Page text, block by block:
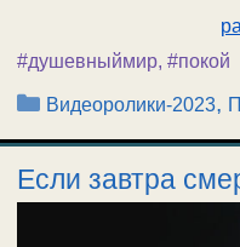
#душевныймир, #покой
Рубрики
Видеоролики-2023,
Если завтра